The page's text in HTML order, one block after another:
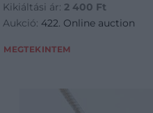
jelzett-h-7-
Kikiáltási ár: 2 400 Ft
Aukció: 422. Online auction
MEGTEKINTEM